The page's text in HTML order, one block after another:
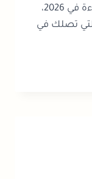
بالتطبيقات والمواقع التي تعمل بكفاءة في 2026،
التي تصلك في